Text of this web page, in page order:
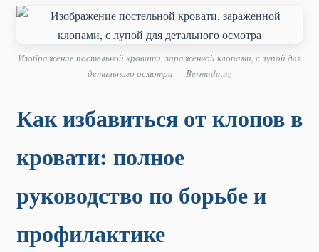
Изображение постельной кровати, зараженной клопами, с лупой для
детального осмотра — Bermuda.uz
Как избавиться от клопов в
кровати: полное
руководство по борьбе и
профилактике